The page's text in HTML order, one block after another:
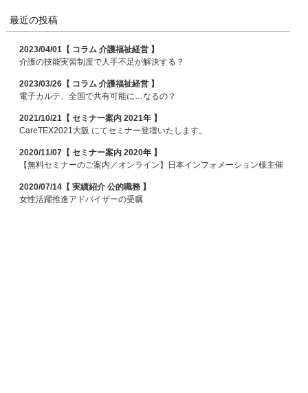
最近の投稿
2023/04/01【 コラム 介護福祉経営 】
介護の技能実習制度で人手不足が解決する？
2023/03/26【 コラム 介護福祉経営 】
電子カルテ、全国で共有可能に…なるの？
2021/10/21【 セミナー案内 2021年 】
CareTEX2021大阪 にてセミナー登壇いたします。
2020/11/07【 セミナー案内 2020年 】
【無料セミナーのご案内／オンライン】日本インフォメーション様主催
2020/07/14【 実績紹介 公的職務 】
女性活躍推進アドバイザーの受嘱